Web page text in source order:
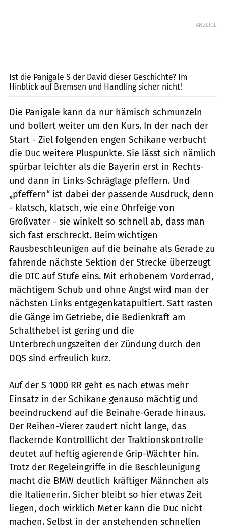
ANZEIGE
Ist die Panigale S der David dieser Geschichte? Im
Hinblick auf Bremsen und Handling sicher nicht!
Die Panigale kann da nur hämisch schmunzeln
und bollert weiter um den Kurs. In der nach der
Start - Ziel folgenden engen Schikane verbucht
die Duc weitere Pluspunkte. Sie lässt sich nämlich
spürbar leichter als die Bayerin erst in Rechts-
und dann in Links-Schräglage pfeffern. Und
„pfeffern“ ist dabei der passende Ausdruck, denn
- klatsch, klatsch, wie eine Ohrfeige von
Großvater - sie winkelt so schnell ab, dass man
sich fast erschreckt. Beim wichtigen
Rausbeschleunigen auf die beinahe als Gerade zu
fahrende nächste Sektion der Strecke überzeugt
die DTC auf Stufe eins. Mit erhobenem Vorderrad,
mächtigem Schub und ohne Angst wird man der
nächsten Links entgegenkatapultiert. Satt rasten
die Gänge im Getriebe, die Bedienkraft am
Schalthebel ist gering und die
Unterbrechungszeiten der Zündung durch den
DQS sind erfreulich kurz.
Auf der S 1000 RR geht es nach etwas mehr
Einsatz in der Schikane genauso mächtig und
beeindruckend auf die Beinahe-Gerade hinaus.
Der Reihen-Vierer zaudert nicht lange, das
flackernde Kontrolllicht der Traktionskontrolle
deutet auf heftig agierende Grip-Wächter hin.
Trotz der Regeleingriffe in die Beschleunigung
macht die BMW deutlich kräftiger Männchen als
die Italienerin. Sicher bleibt so hier etwas Zeit
liegen, doch wirklich Meter kann die Duc nicht
machen. Selbst in der anstehenden schnellen